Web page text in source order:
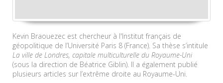
Kevin Braouezec est chercheur à l'Institut français de
géopolitique de l’Université Paris 8 (France). Sa thèse s’intitule
La ville de Londres, capitale multiculturelle du Royaume-Uni
(sous la direction de Béatrice Giblin). Il a également publié
plusieurs articles sur l’extrême droite au Royaume-Uni.